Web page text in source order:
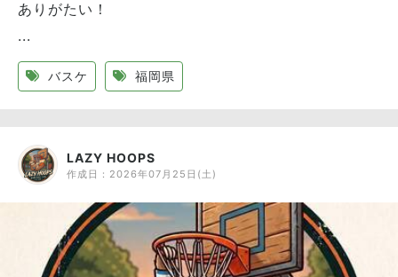
ありがたい！
...
バスケ 福岡県
LAZY HOOPS
作成日： 2026年07月25日(土)